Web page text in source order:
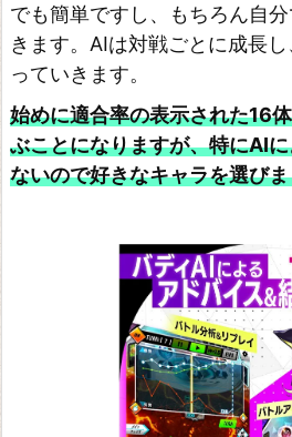
でも簡単ですし、もちろん自
きます。AIは対戦ごとに成長
っていきます。
始めに適合率の表示された16
ぶことになりますが、特にAI
ないので好きなキャラを選び